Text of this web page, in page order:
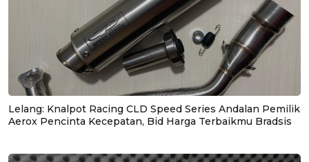
Lelang: Knalpot Racing CLD Speed Series Andalan Pemilik
Aerox Pencinta Kecepatan, Bid Harga Terbaikmu Bradsis